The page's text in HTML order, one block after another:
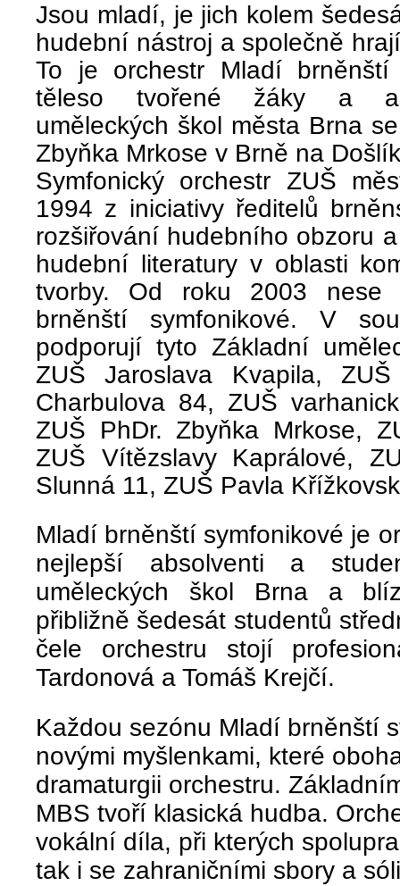
Jsou mladí, je jich kolem
hudební nástroj a společně
To je orchestr Mladí brněnští
těleso tvořené žáky a
uměleckých škol města Brna
Zbyňka Mrkose v Brně na
Symfonický orchestr ZUŠ
1994 z iniciativy ředitelů
rozšiřování hudebního obzoru
hudební literatury v oblasti
tvorby. Od roku 2003 nese
brněnští symfonikové. V
podporují tyto Základní
ZUŠ Jaroslava Kvapila,
Charbulova 84, ZUŠ
ZUŠ PhDr. Zbyňka Mrkose,
ZUŠ Vítězslavy Kaprálové,
Slunná 11, ZUŠ Pavla
Mladí brněnští symfonikové je
nejlepší absolventi a
uměleckých škol Brna a
přibližně šedesát studentů
čele orchestru stojí
Tardonová a Tomáš Krejčí.
Každou sezónu Mladí brněnští
novými myšlenkami, které
dramaturgii orchestru.
MBS tvoří klasická hudba.
vokální díla, při kterých
tak i se zahraničními sbory a